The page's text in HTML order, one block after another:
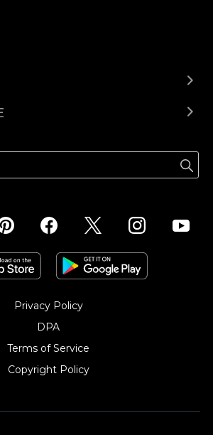
Privacy Policy
DPA
Terms of Service
Copyright Policy‎